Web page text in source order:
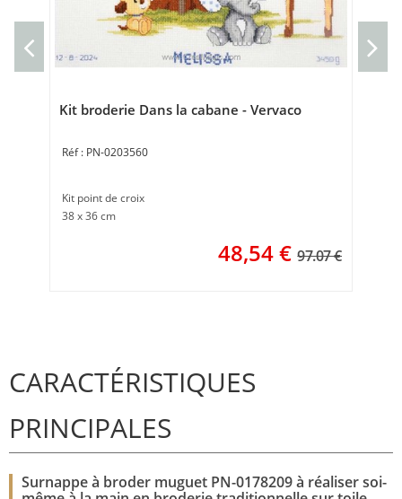
Kit broderie Dans la cabane - Vervaco
PN-0203560
Kit point de croix
38 x 36 cm
48,54€ 97.07 €
CARACTÉRISTIQUES
PRINCIPALES
Surnappe à broder muguet PN-0178209 à réaliser soi-